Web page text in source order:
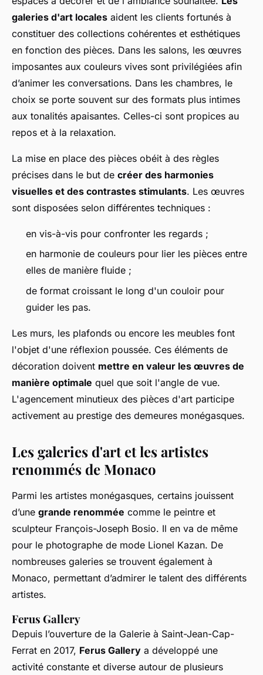
galeries d'art locales aident les clients fortunés à
constituer des collections cohérentes et esthétiques
en fonction des pièces. Dans les salons, les œuvres
imposantes aux couleurs vives sont privilégiées afin
d’animer les conversations. Dans les chambres, le
choix se porte souvent sur des formats plus intimes
aux tonalités apaisantes. Celles-ci sont propices au
repos et à la relaxation.
La mise en place des pièces obéit à des règles
précises dans le but de créer des harmonies
visuelles et des contrastes stimulants. Les œuvres
sont disposées selon différentes techniques :
en vis-à-vis pour confronter les regards ;
en harmonie de couleurs pour lier les pièces entre
elles de manière fluide ;
de format croissant le long d'un couloir pour
guider les pas.
Les murs, les plafonds ou encore les meubles font
l'objet d'une réflexion poussée. Ces éléments de
décoration doivent mettre en valeur les œuvres de
manière optimale quel que soit l'angle de vue.
L'agencement minutieux des pièces d'art participe
activement au prestige des demeures monégasques.
Les galeries d'art et les artistes
renommés de Monaco
Parmi les artistes monégasques, certains jouissent
d’une grande renommée comme le peintre et
sculpteur François-Joseph Bosio. Il en va de même
pour le photographe de mode Lionel Kazan. De
nombreuses galeries se trouvent également à
Monaco, permettant d’admirer le talent des différents
artistes.
Ferus Gallery
Depuis l’ouverture de la Galerie à Saint-Jean-Cap-
Ferrat en 2017, Ferus Gallery a développé une
activité constante et diverse autour de plusieurs